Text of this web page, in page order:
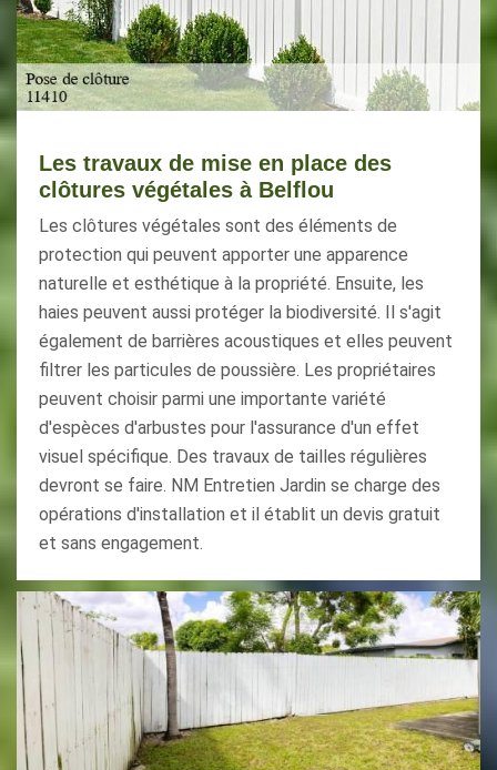
Les travaux de mise en place des
clôtures végétales à Belflou
Les clôtures végétales sont des éléments de
protection qui peuvent apporter une apparence
naturelle et esthétique à la propriété. Ensuite, les
haies peuvent aussi protéger la biodiversité. Il s'agit
également de barrières acoustiques et elles peuvent
filtrer les particules de poussière. Les propriétaires
peuvent choisir parmi une importante variété
d'espèces d'arbustes pour l'assurance d'un effet
visuel spécifique. Des travaux de tailles régulières
devront se faire. NM Entretien Jardin se charge des
opérations d'installation et il établit un devis gratuit
et sans engagement.